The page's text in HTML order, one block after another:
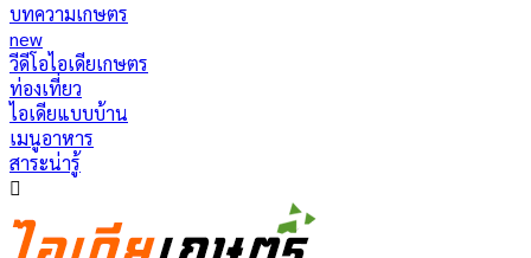
บทความเกษตร
new
วีดีโอไอเดียเกษตร
ท่องเที่ยว
ไอเดียแบบบ้าน
เมนูอาหาร
สาระน่ารู้